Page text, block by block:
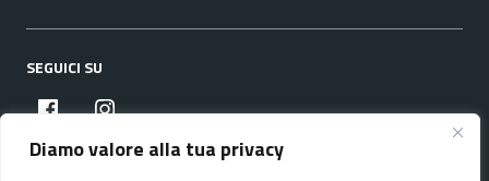
Diamo valore alla tua privacy
SEGUICI SU
facebookinstagram